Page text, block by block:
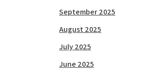
September 2025
August 2025
July 2025
June 2025